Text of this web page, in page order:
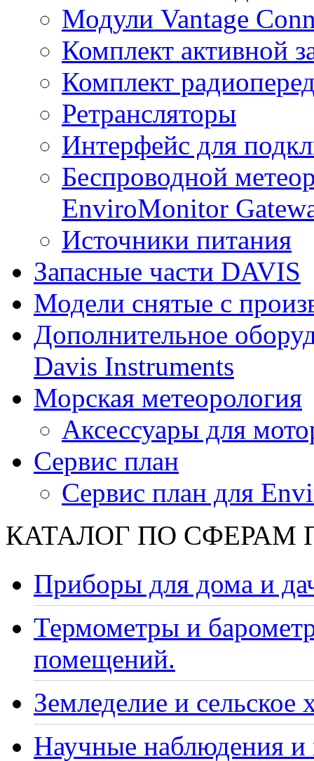
Модули Vantage
Комплект активной
Комплект
Ретрансляторы
Интерфейс для
Беспроводной
EnviroMonitor
Источники питания
Запасные части DAVIS
Модели снятые с
Дополнительное
Davis Instruments
Морская метеорология
Аксессуары для
Сервис план
Сервис план для
КАТАЛОГ ПО СФЕРАМ
Приборы для дома и
Термометры и
помещений.
Земледелие и сельское
Научные наблюдения и